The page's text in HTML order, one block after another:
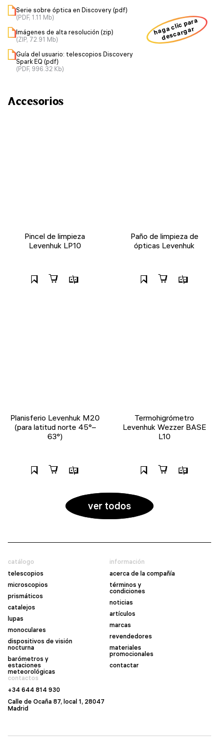
Serie sobre óptica en Discovery (pdf)
(PDF, 1.11 Mb)
Imágenes de alta resolución (zip)
(ZIP, 72.91 Mb)
Guía del usuario: telescopios Discovery
Spark EQ (pdf)
(PDF, 996.32 Kb)
haga clic para
descargar
Accesorios
Pincel de limpieza
Levenhuk LP10
Paño de limpieza de
ópticas Levenhuk
Planisferio Levenhuk M20
(para latitud norte 45°–
63°)
Termohigrómetro
Levenhuk Wezzer BASE
L10
ver todos
catálogo
telescopios
microscopios
prismáticos
catalejos
lupas
monoculares
dispositivos de visión
nocturna
barómetros y
estaciones
meteorológicas
información
acerca de la compañía
términos y
condiciones
noticias
artículos
marcas
revendedores
materiales
promocionales
contactar
contactos
+34 644 814 930
Calle de Ocaña 87, local 1, 28047
Madrid